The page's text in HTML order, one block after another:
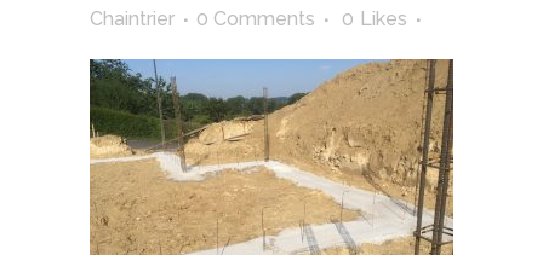
Chaintrier
0 Comments 0 Likes